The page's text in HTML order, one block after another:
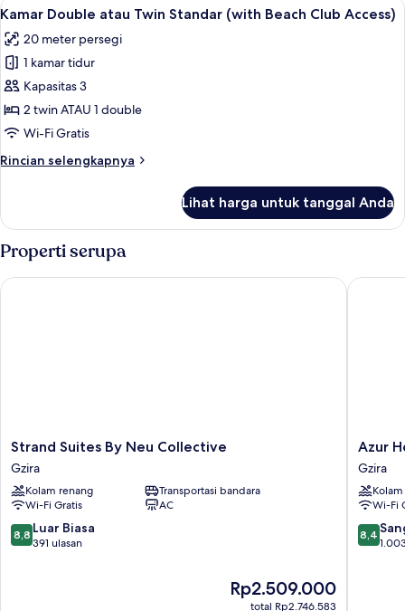
semua
foto
untuk
Kamar
Double
atau
Standar
Club
Access)
5
Kamar Double atau Twin Standar (with Beach Club Access)
20 meter persegi
1 kamar tidur
Kapasitas 3
2 twin ATAU 1 double
Wi-Fi Gratis
Rincian selengkapnya
Rincian
Kamar
Double
atau
Twin
Standar
Lihat harga untuk tanggal Anda
Properti serupa
Strand
Suites
By
Neu
Collective
Gzira
Strand Suites By Neu Collective
Gzira
Kolam renang
Transportasi bandara
Wi-Fi Gratis
AC
8.8
dari
8,8 Luar Biasa
391 ulasan
Harga
sekarang
Rp2.509.000
total Rp2.746.583
Strand Suites By Neu Collective
Azur
Hotel
by
ST
Hotels
Gzira
Azur
Gzira
Wi-Fi
8.4
dari
8,4
Azur